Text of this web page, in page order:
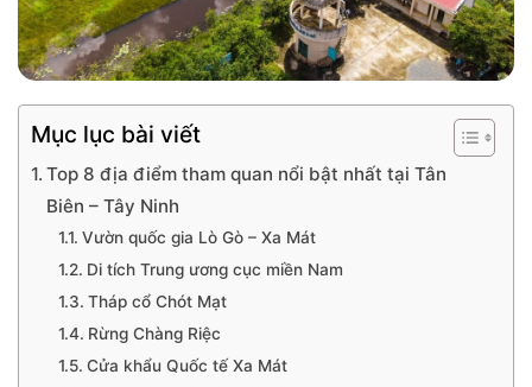
Mục lục bài viết
Top 8 địa điểm tham quan nổi bật nhất tại Tân
Biên – Tây Ninh
Vườn quốc gia Lò Gò – Xa Mát
Di tích Trung ương cục miền Nam
Tháp cổ Chót Mạt
Rừng Chàng Riệc
Cửa khẩu Quốc tế Xa Mát